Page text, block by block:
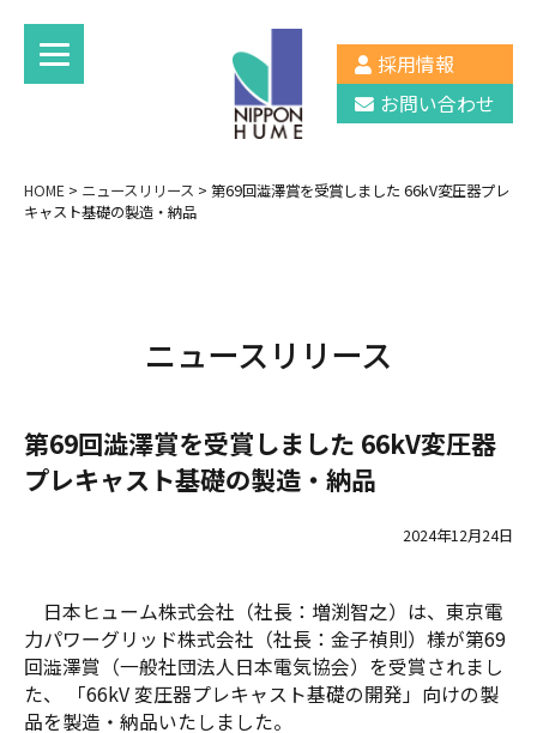
採用情報
お問い合わせ
HOME > ニュースリリース > 第69回澁澤賞を受賞しました 66kV変圧器プレ
キャスト基礎の製造・納品
ニュースリリース
第69回澁澤賞を受賞しました 66kV変圧器
プレキャスト基礎の製造・納品
2024年12月24日
日本ヒューム株式会社（社長：増渕智之）は、東京電
力パワーグリッド株式会社（社長：金子禎則）様が第69
回澁澤賞（一般社団法人日本電気協会）を受賞されまし
た、 「66kV 変圧器プレキャスト基礎の開発」向けの製
品を製造・納品いたしました。